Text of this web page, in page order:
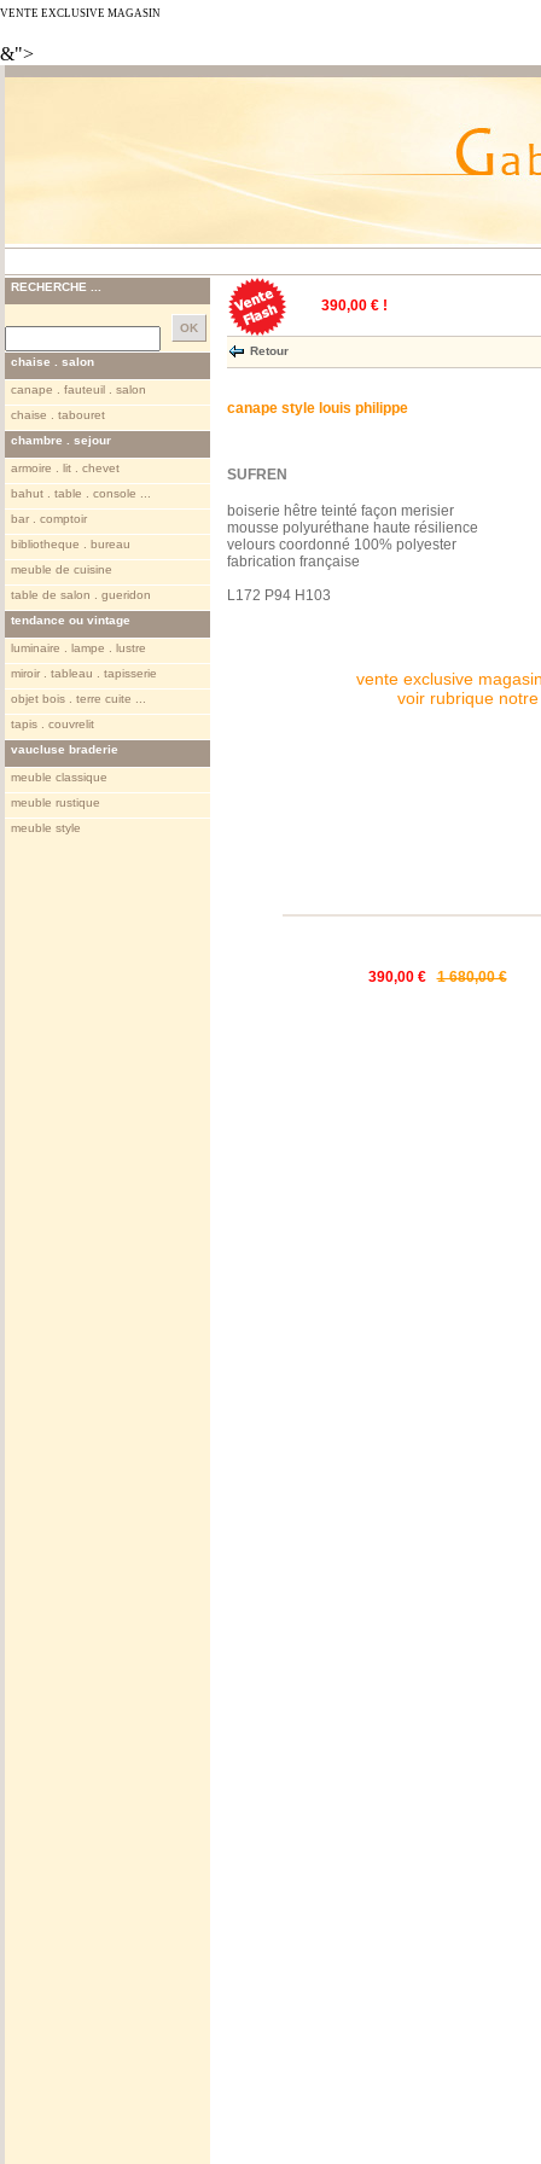
VENTE EXCLUSIVE MAGASIN
&">
RECHERCHE ...
chaise . salon
canape . fauteuil . salon
chaise . tabouret
chambre . sejour
armoire . lit . chevet
bahut . table . console ...
bar . comptoir
bibliotheque . bureau
meuble de cuisine
table de salon . gueridon
tendance ou vintage
luminaire . lampe . lustre
miroir . tableau . tapisserie
objet bois . terre cuite ...
tapis . couvrelit
vaucluse braderie
meuble classique
meuble rustique
meuble style
390,00 € !
Retour
canape style louis philippe
SUFREN
boiserie hêtre teinté façon merisier
mousse polyuréthane haute résilience
velours coordonné 100% polyester
fabrication française
L172 P94 H103
vente exclusive
voir rubrique
390,00 € 1 680,00 €